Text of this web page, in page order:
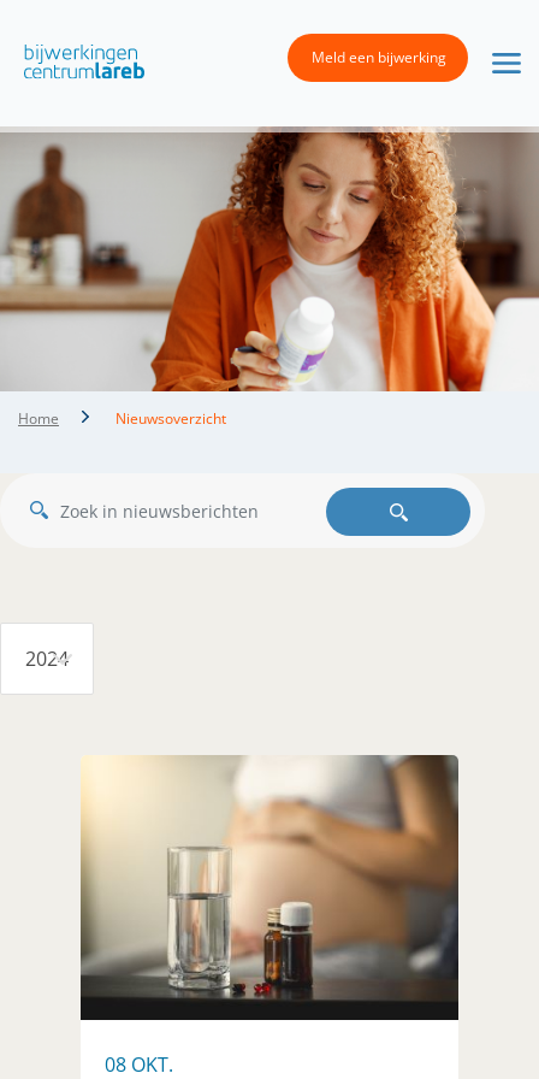
Meld een bijwerking
Home Nieuwsoverzicht
2024
08 OKT.